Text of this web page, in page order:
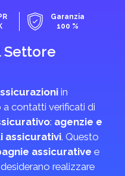
Garanzia
100 %
Settore
in
a contatti verificati di
: agenzie e
assicurativi. Questo
assicurative e
realizzare